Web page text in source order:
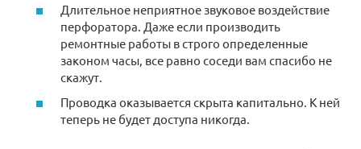
Длительное неприятное звуковое воздействие
перфоратора. Даже если производить
ремонтные работы в строго определенные
законом часы, все равно соседи вам спасибо не
скажут.
Проводка оказывается скрыта капитально. К ней
теперь не будет доступа никогда.